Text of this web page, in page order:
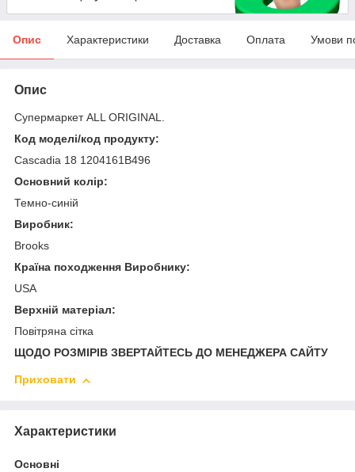
Опис Характеристики Доставка Оплата Умови
Опис
Супермаркет ALL ORIGINAL.
Код моделі/код продукту:
Cascadia 18 1204161B496
Основний колір:
Темно-синій
Виробник:
Brooks
Країна походження Виробнику:
USA
Верхній матеріал:
Повітряна сітка
ЩОДО РОЗМІРІВ ЗВЕРТАЙТЕСЬ ДО МЕНЕДЖЕРА САЙТУ
Приховати
Характеристики
Основні